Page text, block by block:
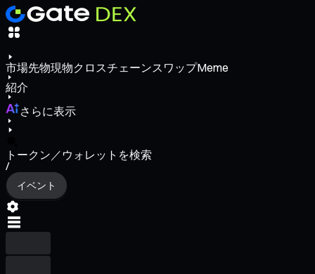
市場先物現物クロスチェーンスワップMeme
紹介
さらに表示
トークン／ウォレットを検索
/
イベント